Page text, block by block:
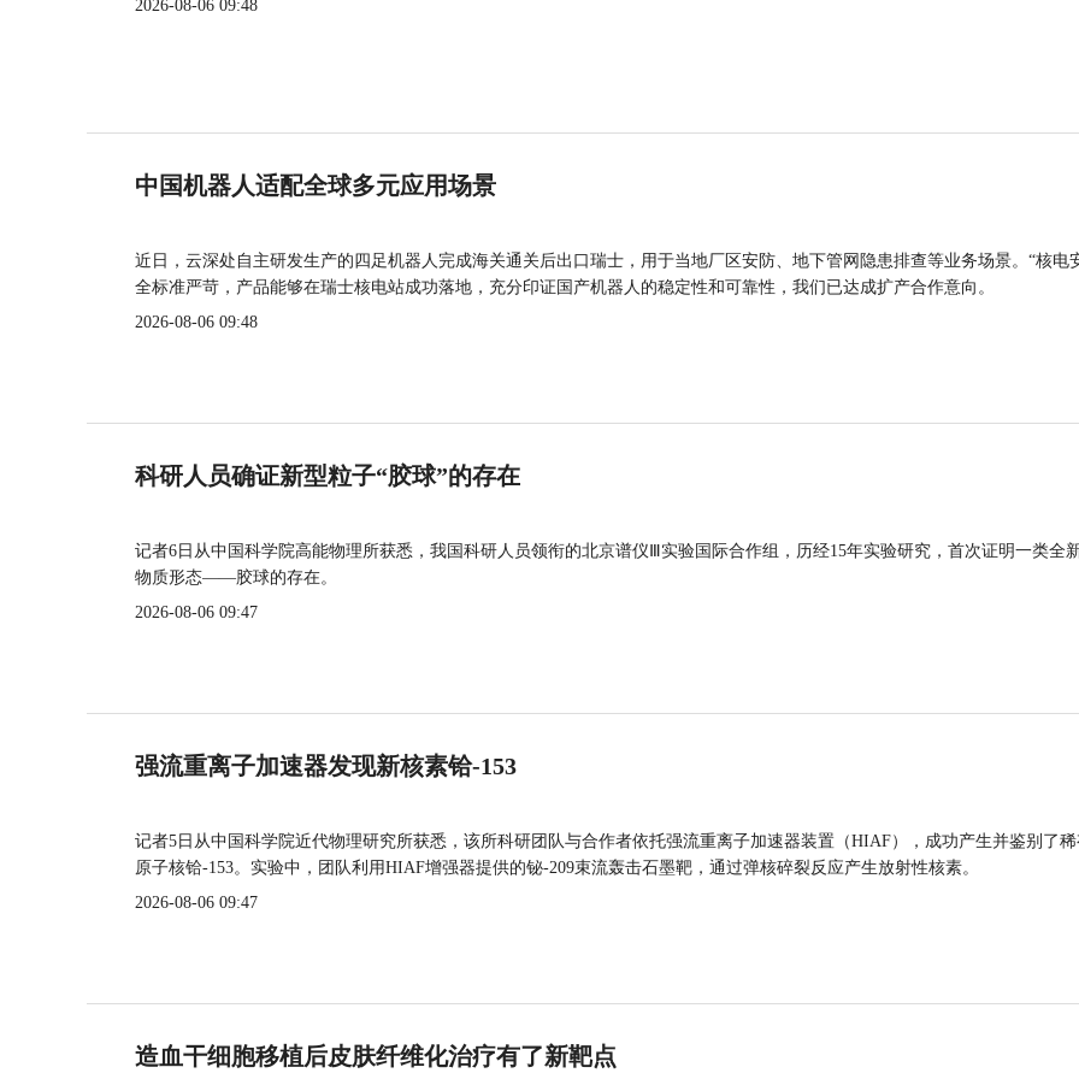
2026-08-06 09:48
中国机器人适配全球多元应用场景
近日，云深处自主研发生产的四足机器人完成海关通关后出口瑞士，用于当地厂区安防、地下管网隐患排查等业务场景。“核电
全标准严苛，产品能够在瑞士核电站成功落地，充分印证国产机器人的稳定性和可靠性，我们已达成扩产合作意向。
2026-08-06 09:48
科研人员确证新型粒子“胶球”的存在
记者6日从中国科学院高能物理所获悉，我国科研人员领衔的北京谱仪Ⅲ实验国际合作组，历经15年实验研究，首次证明一类全
物质形态——胶球的存在。
2026-08-06 09:47
强流重离子加速器发现新核素铪-153
记者5日从中国科学院近代物理研究所获悉，该所科研团队与合作者依托强流重离子加速器装置（HIAF），成功产生并鉴别了
原子核铪-153。实验中，团队利用HIAF增强器提供的铋-209束流轰击石墨靶，通过弹核碎裂反应产生放射性核素。
2026-08-06 09:47
造血干细胞移植后皮肤纤维化治疗有了新靶点